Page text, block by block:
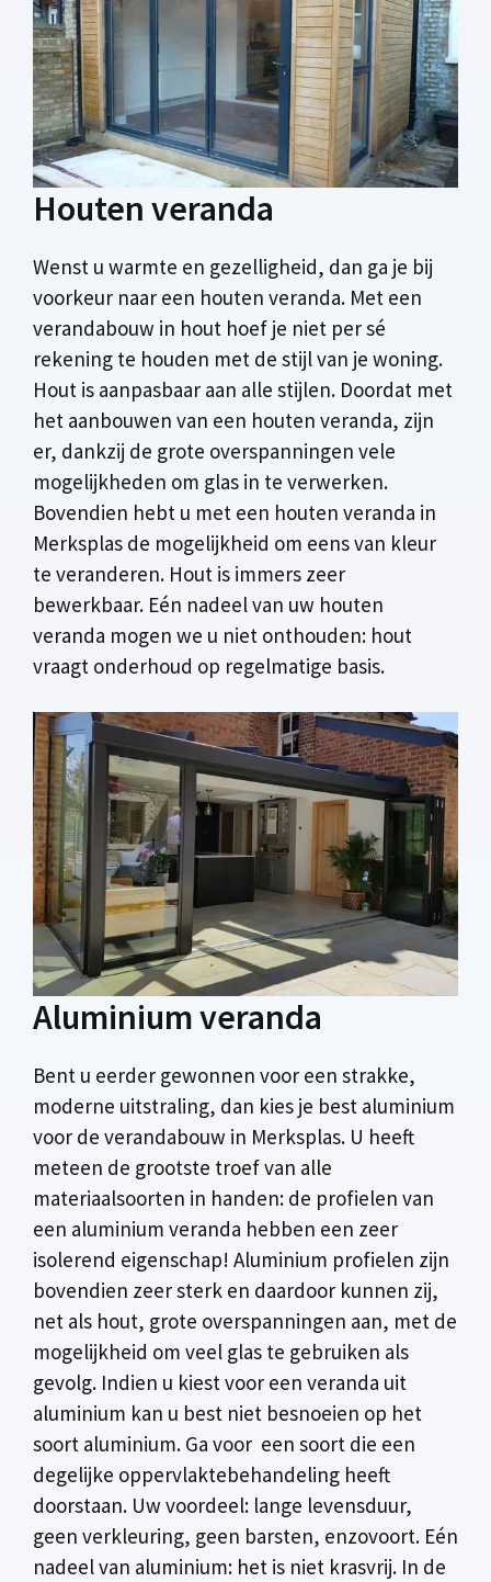
Houten veranda
Wenst u warmte en gezelligheid, dan ga je bij
voorkeur naar een houten veranda. Met een
verandabouw in hout hoef je niet per sé
rekening te houden met de stijl van je woning.
Hout is aanpasbaar aan alle stijlen. Doordat met
het aanbouwen van een houten veranda, zijn
er, dankzij de grote overspanningen vele
mogelijkheden om glas in te verwerken.
Bovendien hebt u met een houten veranda in
Merksplas de mogelijkheid om eens van kleur
te veranderen. Hout is immers zeer
bewerkbaar. Eén nadeel van uw houten
veranda mogen we u niet onthouden: hout
vraagt onderhoud op regelmatige basis.
Aluminium veranda
Bent u eerder gewonnen voor een strakke,
moderne uitstraling, dan kies je best aluminium
voor de verandabouw in Merksplas. U heeft
meteen de grootste troef van alle
materiaalsoorten in handen: de profielen van
een aluminium veranda hebben een zeer
isolerend eigenschap! Aluminium profielen zijn
bovendien zeer sterk en daardoor kunnen zij,
net als hout, grote overspanningen aan, met de
mogelijkheid om veel glas te gebruiken als
gevolg. Indien u kiest voor een veranda uit
aluminium kan u best niet besnoeien op het
soort aluminium. Ga voor een soort die een
degelijke oppervlaktebehandeling heeft
doorstaan. Uw voordeel: lange levensduur,
geen verkleuring, geen barsten, enzovoort. Eén
nadeel van aluminium: het is niet krasvrij. In de